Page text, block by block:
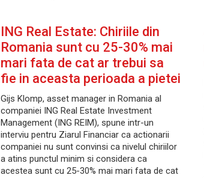
ING Real Estate: Chiriile din
Romania sunt cu 25-30% mai
mari fata de cat ar trebui sa
fie in aceasta perioada a pietei
Gijs Klomp, asset manager in Romania al
companiei ING Real Estate Investment
Management (ING REIM), spune intr-un
interviu pentru Ziarul Financiar ca actionarii
companiei nu sunt convinsi ca nivelul chiriilor
a atins punctul minim si considera ca
acestea sunt cu 25-30% mai mari fata de cat